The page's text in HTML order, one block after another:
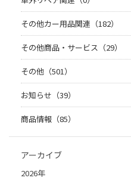
その他カー用品関連（182）
その他商品・サービス（29）
その他（501）
お知らせ（39）
商品情報（85）
アーカイブ
2026年